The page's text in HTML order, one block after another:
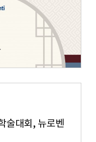
술대회, 뉴로벤